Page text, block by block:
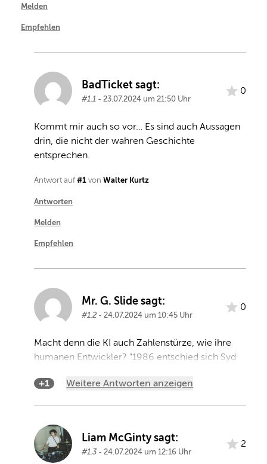
Melden
Empfehlen
BadTicket sagt:
#1.1 - 23.07.2024 um 21:50 Uhr
0
Kommt mir auch so vor… Es sind auch Aussagen
drin, die nicht der wahren Geschichte
entsprechen.
Antwort auf#1 vonWalter Kurtz
Antworten
Melden
Empfehlen
Mr. G. Slide sagt:
#1.2 - 24.07.2024 um 10:45 Uhr
0
Macht denn die KI auch Zahlenstürze, wie ihre
humanen Entwickler? "1986 entschied sich Syd
natürlich 1968 als Syd Barrett vom Rest der Pink
rausgeschmissen und durch seinen ehemaligen
Cambridge-Freund und Gitarrelehrer David
Gilmour ersetzt wurde.
+1 Weitere Antworten anzeigen
Liam McGinty sagt:
#1.3- 24.07.2024 um 12:16 Uhr
2